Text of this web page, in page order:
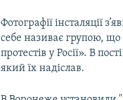
Фотографії інсталяції
себе називає групою,
протестів у Росії». В
який їх надіслав.